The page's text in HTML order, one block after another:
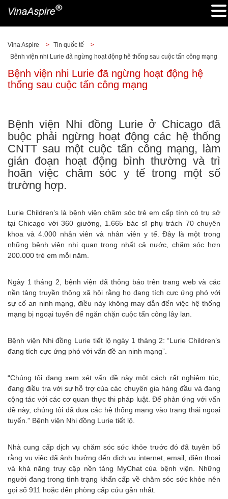
Vina Aspire > Tin quốc tế
>
Bệnh viện nhi Lurie đã ngừng hoạt động hệ thống sau cuộc tấn công mạng
Bệnh viện nhi Lurie đã ngừng hoạt động hệ
thống sau cuộc tấn công mạng
Bệnh viện Nhi đồng Lurie ở Chicago đã
buộc phải ngừng hoạt động các hệ thống
CNTT sau một cuộc tấn công mạng, làm
gián đoạn hoạt động bình thường và trì
hoãn việc chăm sóc y tế trong một số
trường hợp.
Lurie Children’s là bệnh viện chăm sóc trẻ em cấp tính có trụ sở
tại Chicago với 360 giường, 1.665 bác sĩ phụ trách 70 chuyên
khoa và 4.000 nhân viên và nhân viên y tế. Đây là một trong
những bệnh viện nhi quan trọng nhất cả nước, chăm sóc hơn
200.000 trẻ em mỗi năm.
Ngày 1 tháng 2, bệnh viện đã thông báo trên trang web và các
nền tảng truyền thông xã hội rằng họ đang tích cực ứng phó với
sự cố an ninh mạng, điều này không may dẫn đến việc hệ thống
mạng bị ngoại tuyến để ngăn chặn cuộc tấn công lây lan.
Bệnh viện Nhi đồng Lurie tiết lộ ngày 1 tháng 2: “Lurie Children’s
đang tích cực ứng phó với vấn đề an ninh mạng”.
“Chúng tôi đang xem xét vấn đề này một cách rất nghiêm túc,
đang điều tra với sự hỗ trợ của các chuyên gia hàng đầu và đang
cộng tác với các cơ quan thực thi pháp luật. Để phản ứng với vấn
đề này, chúng tôi đã đưa các hệ thống mạng vào trạng thái ngoại
tuyến.” Bệnh viện Nhi đồng Lurie tiết lộ.
Nhà cung cấp dịch vụ chăm sóc sức khỏe trước đó đã tuyên bố
rằng vụ việc đã ảnh hưởng đến dịch vụ internet, email, điện thoại
và khả năng truy cập nền tảng MyChat của bệnh viện. Những
người đang trong tình trạng khẩn cấp về chăm sóc sức khỏe nên
gọi số 911 hoặc đến phòng cấp cứu gần nhất.